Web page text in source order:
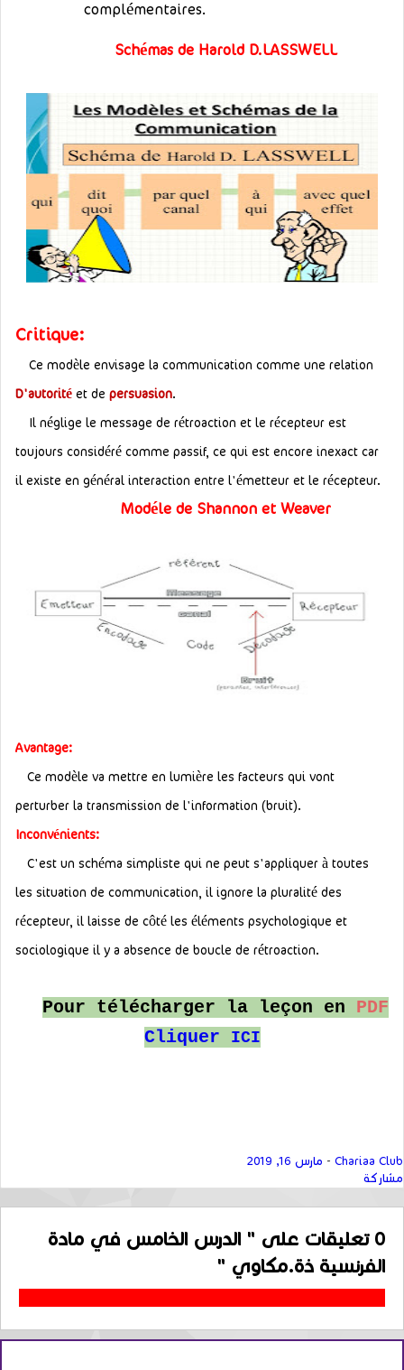
complémentaires.
Schémas de Harold D.LASSWELL
Critique:
Ce modèle envisage la communication comme une relation
D'autorité et de persuasion.
Il néglige le message de rétroaction et le récepteur est
toujours considéré comme passif, ce qui est encore inexact car
il existe en général interaction entre l'émetteur et le récepteur.
Modéle de Shannon et Weaver
Avantage:
Ce modèle va mettre en lumière les facteurs qui vont
perturber la transmission de l'information (bruit).
Inconvénients:
C'est un schéma simpliste qui ne peut s'appliquer à toutes
les situation de communication, il ignore la pluralité des
récepteur, il laisse de côté les éléments psychologique et
sociologique il y a absence de boucle de rétroaction.
Pour télécharger la leçon en
PDF
Cliquer
ICI
Chariaa Club
- مارس 16, 2019
مشاركة
0 تعليقات على " الدرس الخامس في مادة
الفرنسية ذة.مكاوي "